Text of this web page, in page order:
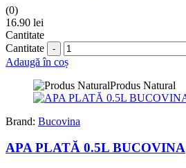
(0)
16.90 lei
Cantitate
Cantitate
Adaugă în coș
Produs Natural
Brand: Bucovina
APA PLATĂ 0.5L BUCOVINA